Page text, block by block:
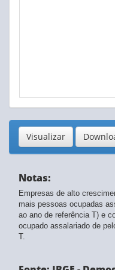
37 Esgoto e
39
F Construção
41 Construção
43 Serviços
G Comércio;
45 Comércio e
46 Comércio
47 Comércio
50 Transporte
Visualizar
Notas:
Empresas de alto
mais pessoas ocupadas
ao ano de referência T) e
ocupado assalariado de
T.